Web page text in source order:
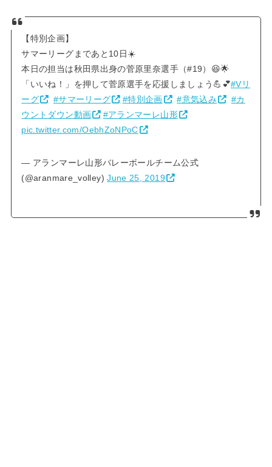
【特別企画】
サマーリーグまであと10日☀️
本日の担当は秋田県出身の菅原里奈選手（#19）😆🌟
「いいね！」を押して菅原選手を応援しましょう💪💕#Vリ
ーグ
#サマーリーグ #特別企画 #意気込み
#カ
ウントダウン動画
#アランマーレ山形
pic.twitter.com/OebhZoNPoC
— アランマーレ山形バレーボールチーム公式
(@aranmare_volley)June 25, 2019